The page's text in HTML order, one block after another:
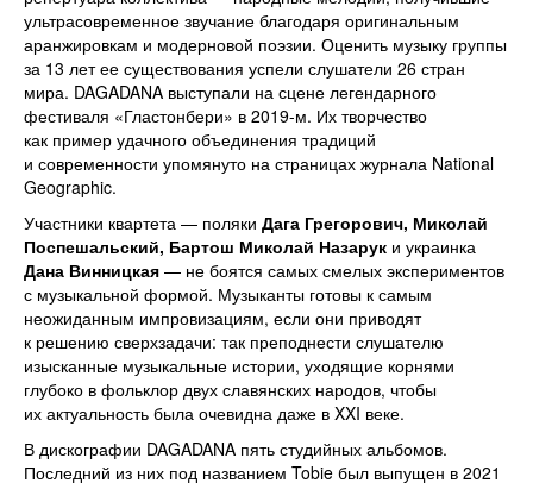
ультрасовременное звучание благодаря оригинальным
аранжировкам и модерновой поэзии. Оценить музыку группы
за 13 лет ее существования успели слушатели 26 стран
мира. DAGADANA выступали на сцене легендарного
фестиваля «Гластонбери» в 2019-м. Их творчество
как пример удачного объединения традиций
и современности упомянуто на страницах журнала National
Geographic.
Участники квартета — поляки Дага Грегорович, Миколай
Поспешальский, Бартош Миколай Назарук и украинка
Дана Винницкая — не боятся самых смелых экспериментов
с музыкальной формой. Музыканты готовы к самым
неожиданным импровизациям, если они приводят
к решению сверхзадачи: так преподнести слушателю
изысканные музыкальные истории, уходящие корнями
глубоко в фольклор двух славянских народов, чтобы
их актуальность была очевидна даже в XXI веке.
В дискографии DAGADANA пять студийных альбомов.
Последний из них под названием Tobie был выпущен в 2021